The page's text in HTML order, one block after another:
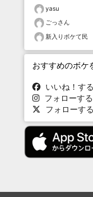
yasu
ごっさん
新入りボケて民
おすすめのボケ
いいね！する
フォローする
フォローする